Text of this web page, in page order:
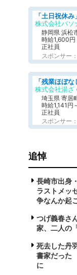
株式会社パソ
静岡県 浜松
時給1,600円
正社員
スポンサー
埼玉県 寄居
時給1,141円
正社員
スポンサー
追悼
長崎市出身
ラストメッ
争なんか起
つげ義春さ
家、二人の
死去した丹
書家だった
に